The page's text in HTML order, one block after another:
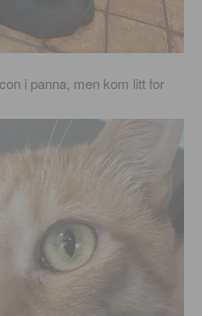
i panna, men kom litt for